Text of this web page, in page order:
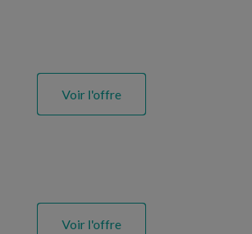
Voir l'offre
Voir l'offre